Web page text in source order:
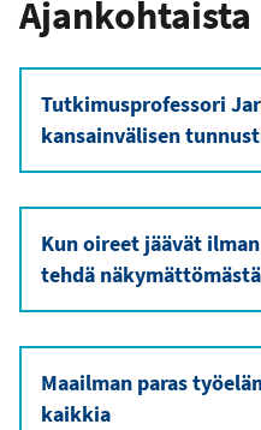
Ajankohtaista
Tutkimusprofessori
kansainvälisen
Kun oireet jäävät
tehdä
Maailman paras
kaikkia